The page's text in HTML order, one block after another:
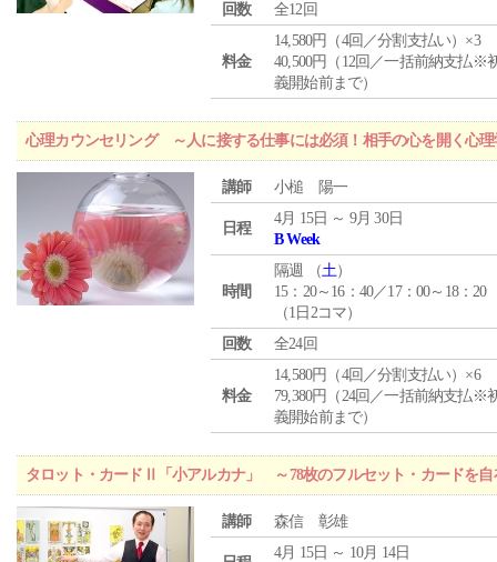
回数
全12回
料金
14,580円（4回／分割支払い）×3
40,500円（12回／一括前納支払※
義開始前まで）
心理カウンセリング ～人に接する仕事には必須！相手の心を開く心理
講師 小槌 陽一
日程
4月 15日 ～ 9月 30日
B Week
時間
隔週 （土）
15：20～16：40／17：00～18：20
（1日2コマ）
回数
全24回
料金
14,580円（4回／分割支払い）×6
79,380円（24回／一括前納支払※
義開始前まで）
タロット・カードⅡ「小アルカナ」 ～78枚のフルセット・カードを自
講師 森信 彰雄
4月 15日 ～ 10月 14日